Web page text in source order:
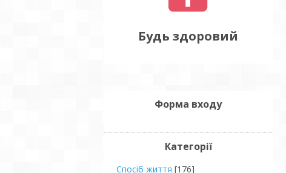
Будь здоровий
Форма входу
Категорії
Спосіб життя [176]